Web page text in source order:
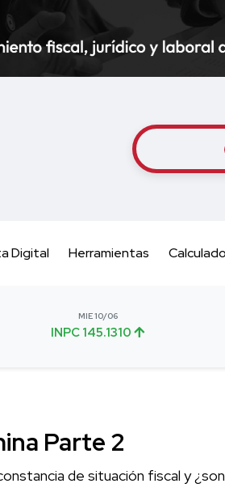
Digital Herramientas
MIE 10/06
INPC 145.1310
Parte 2
de situación fiscal y